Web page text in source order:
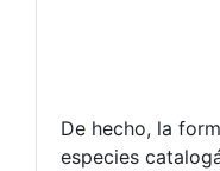
De hecho, la
especies